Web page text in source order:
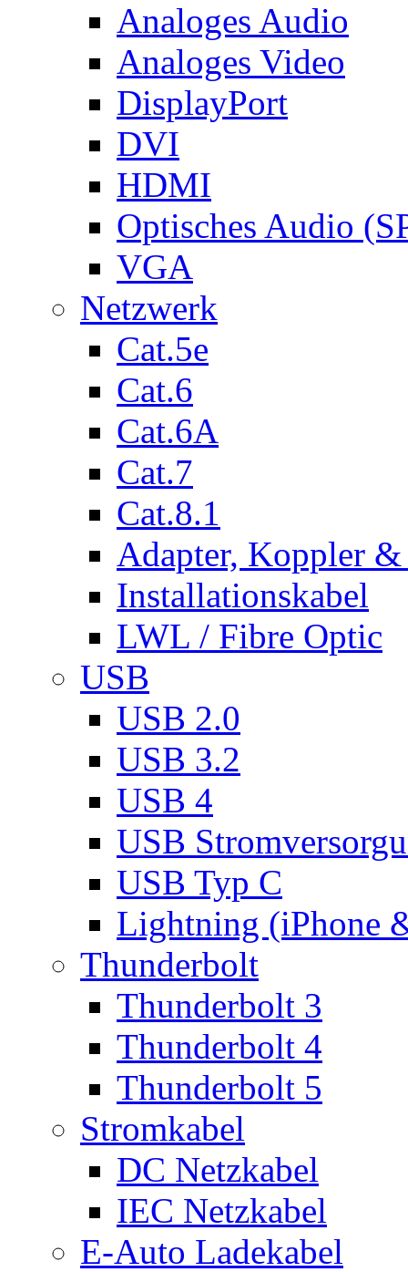
Analoges Audio
Analoges Video
DisplayPort
DVI
HDMI
Optisches Audio
VGA
Netzwerk
Cat.5e
Cat.6
Cat.6A
Cat.7
Cat.8.1
Adapter, Koppler &
Installationskabel
LWL / Fibre Optic
USB
USB 2.0
USB 3.2
USB 4
USB
USB Typ C
Lightning (iPhone
Thunderbolt
Thunderbolt 3
Thunderbolt 4
Thunderbolt 5
Stromkabel
DC Netzkabel
IEC Netzkabel
E-Auto Ladekabel